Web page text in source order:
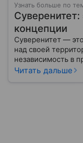
Узнать больше по
концепции
Суверенитет —
над своей
независимость в
внешней политики.
Читать дальше